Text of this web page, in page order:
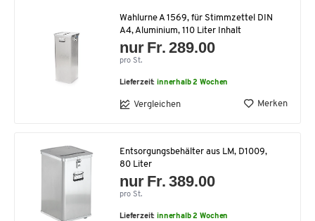
Wahlurne A 1569, für Stimmzettel DIN
A4, Aluminium, 110 Liter Inhalt
nur Fr. 289.00
pro St.
Lieferzeit:innerhalb 2 Wochen
Vergleichen Merken
Entsorgungsbehälter aus LM, D1009,
80 Liter
nur Fr. 389.00
pro St.
Lieferzeit:innerhalb 2 Wochen